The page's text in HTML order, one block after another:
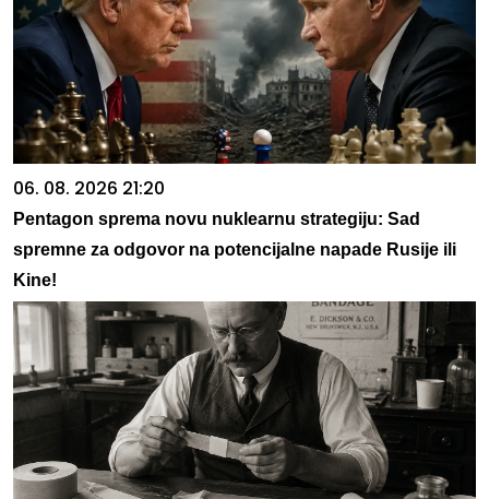
06. 08. 2026 21:20
Pentagon sprema novu nuklearnu strategiju: Sad
spremne za odgovor na potencijalne napade Rusije ili
Kine!